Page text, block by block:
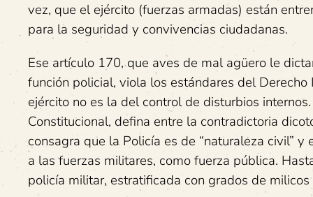
vez, que el ejército (fuerzas armadas) están
para la seguridad y convivencias ciudadanas.
Ese artículo 170, que aves de mal agüero le
función policial, viola los estándares del
ejército no es la del control de disturbios
Constitucional, defina entre la contradictoria
consagra que la Policía es de “naturaleza civil”
a las fuerzas militares, como fuerza pública.
policía militar, estratificada con grados de